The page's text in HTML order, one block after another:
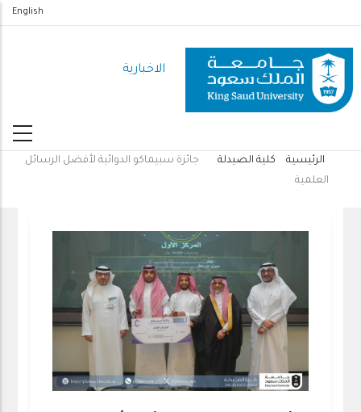
المحتوى
الرئيسي
English
الاخبارية
مسار
الرئيسية كلية الصيدلة
جائزة سبيماكو الدوائية لأفضل الرسائل
العلمية